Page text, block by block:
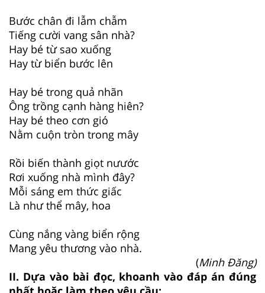
Bước chân đi lẫm chẫm
Tiếng cười vang sân nhà?
Hay bé từ sao xuống
Hay từ biển bước lên
Hay bé trong quả nhãn
Ông trồng cạnh hàng hiên?
Hay bé theo cơn gió
Nằm cuộn tròn trong mây
Rồi biến thành giọt nưước
Rơi xuống nhà mình đây?
Mỗi sáng em thức giấc
Là như thể mây, hoa
Cùng nắng vàng biển rộng
Mang yêu thương vào nhà.
(Minh Đăng)
II. Dựa vào bài đọc, khoanh vào đáp án đúng